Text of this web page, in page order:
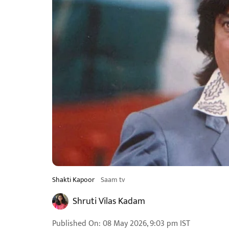
Shakti Kapoor Saam tv
Shruti Vilas Kadam
Published On:08 May 2026, 9:03 pm IST